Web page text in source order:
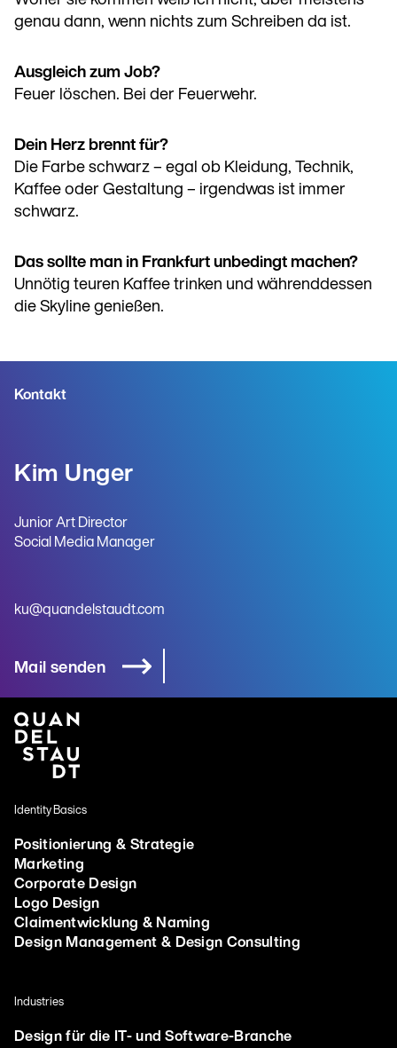
genau dann, wenn nichts zum Schreiben da ist.
Ausgleich zum Job?
Feuer löschen. Bei der Feuerwehr.
Dein Herz brennt für?
Die Farbe schwarz – egal ob Kleidung, Technik,
Kaffee oder Gestaltung – irgendwas ist immer
schwarz.
Das sollte man in Frankfurt unbedingt machen?
Unnötig teuren Kaffee trinken und währenddessen
die Skyline genießen.
Kontakt
Kim Unger
Junior Art Director
Social Media Manager
ku@quandelstaudt.com
Mail senden
Identity Basics
Positionierung & Strategie
Marketing
Corporate Design
Logo Design
Claimentwicklung & Naming
Design Management & Design Consulting
Industries
Design für die IT- und Software-Branche